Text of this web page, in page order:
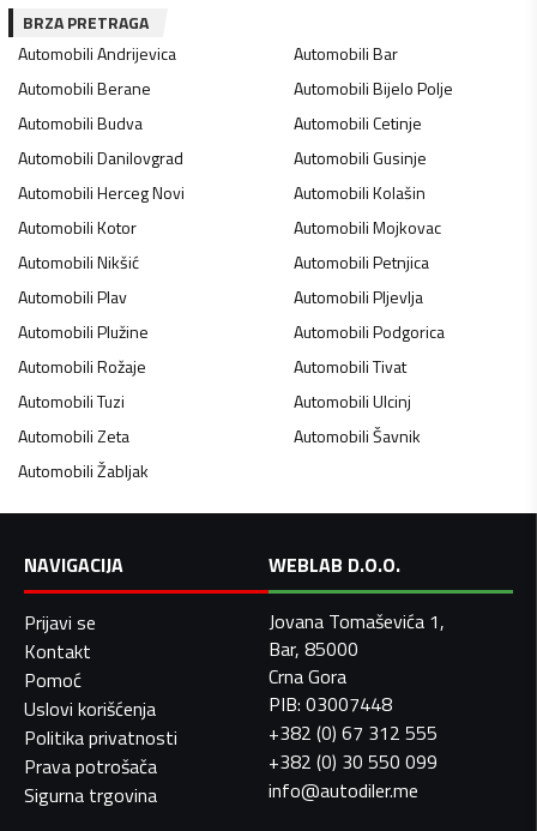
BRZA PRETRAGA
AutomobiliAndrijevica AutomobiliBar
AutomobiliBerane AutomobiliBijelo Polje
AutomobiliBudva AutomobiliCetinje
AutomobiliDanilovgrad AutomobiliGusinje
AutomobiliHerceg Novi AutomobiliKolašin
AutomobiliKotor AutomobiliMojkovac
AutomobiliNikšić AutomobiliPetnjica
AutomobiliPlav AutomobiliPljevlja
AutomobiliPlužine AutomobiliPodgorica
AutomobiliRožaje AutomobiliTivat
AutomobiliTuzi AutomobiliUlcinj
AutomobiliZeta AutomobiliŠavnik
AutomobiliŽabljak
NAVIGACIJA
Prijavi se
Kontakt
Pomoć
Uslovi korišćenja
Politika privatnosti
Prava potrošača
Sigurna trgovina
WEBLAB D.O.O.
Jovana Tomaševića 1,
Bar, 85000
Crna Gora
PIB: 03007448
+382 (0) 67 312 555
+382 (0) 30 550 099
info@autodiler.me